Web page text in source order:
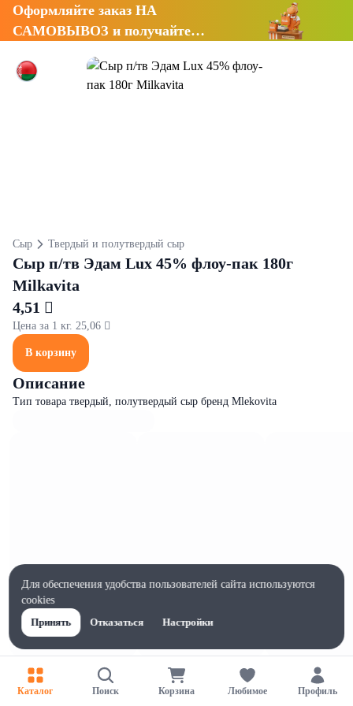
Оформляйте заказ НА
САМОВЫВОЗ и получайте
Сыр Твердый и полутвердый сыр
Сыр п/тв Эдам Lux 45% флоу-пак 180г
Milkavita
4,51 
Цена за 1 кг. 25,06 
В корзину
Описание
Тип товара твердый, полутвердый сыр бренд Mlekovita
Характеристики
Ширина, мм
Каталог Поиск Корзина Любимое Профиль
Для обеспечения удобства пользователей сайта используются
cookies
Принять
Отказаться Настройки